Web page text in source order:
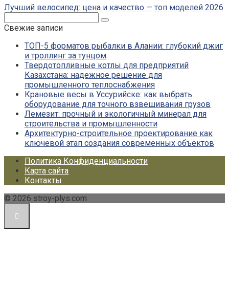
Лучший велосипед: цена и качество — топ моделей 2026
Свежие записи
ТОП-5 форматов рыбалки в Алании: глубокий джиг
и троллинг за тунцом
Твердотопливные котлы для предприятий
Казахстана: надежное решение для
промышленного теплоснабжения
Крановые весы в Уссурийске: как выбрать
оборудование для точного взвешивания грузов
Лемезит: прочный и экологичный минерал для
строительства и промышленности
Архитектурно-строительное проектирование как
ключевой этап создания современных объектов
Политика Конфиденциальности
Карта сайта
Контакты
© 2026 stroy-plys.com